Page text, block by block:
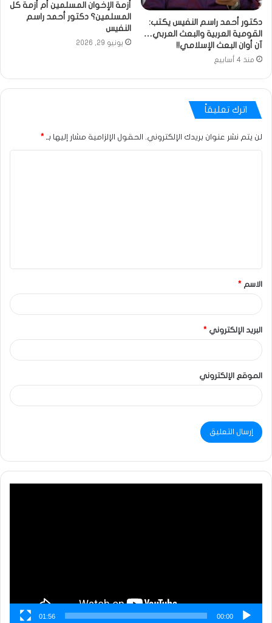
دكتور أحمد راسم النفيس يكتب:
القومية العربية والبعث العربي…
آن أوان البعث الإسلامي!!
منذ 4 أسابيع
أزمة الإخوان المسلمين أم أزمة كل
المسلمين؟ دكتور أحمد راسم
النفيس
يونيو 29, 2026
اترك تعليقاً
لن يتم نشر عنوان بريدك الإلكتروني. الحقول الإلزامية مشار إليها بـ *
الاسم *
البريد الإلكتروني *
الموقع الإلكتروني
00:00
01:56